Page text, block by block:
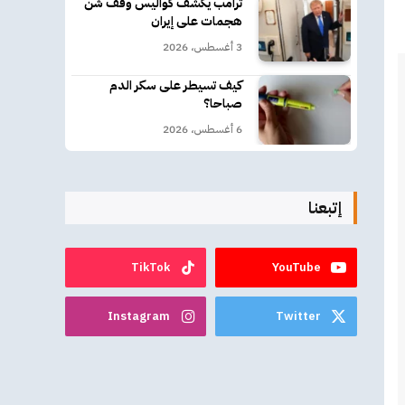
هجمات على إيران
3 أغسطس، 2026
كيف تسيطر على سكر الدم
صباحا؟
6 أغسطس، 2026
إتبعنا
YouTube
TikTok
Twitter
Instagram